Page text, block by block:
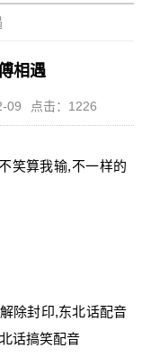
相遇
09 点击：1226
笑算我输,不一样的
除封印,东北话配音
话搞笑配音